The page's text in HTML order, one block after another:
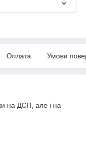
Оплата Умови
на ДСП, але і на